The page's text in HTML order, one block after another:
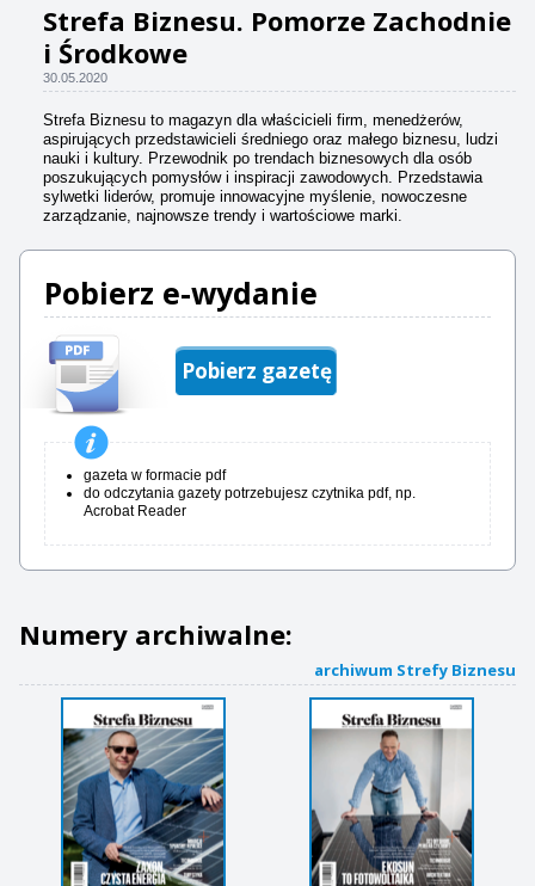
Strefa Biznesu. Pomorze Zachodnie
i Środkowe
30.05.2020
Strefa Biznesu to magazyn dla właścicieli firm, menedżerów,
aspirujących przedstawicieli średniego oraz małego biznesu, ludzi
nauki i kultury. Przewodnik po trendach biznesowych dla osób
poszukujących pomysłów i inspiracji zawodowych. Przedstawia
sylwetki liderów, promuje innowacyjne myślenie, nowoczesne
zarządzanie, najnowsze trendy i wartościowe marki.
Pobierz e-wydanie
Pobierz gazetę
gazeta w formacie pdf
do odczytania gazety potrzebujesz czytnika pdf, np.
Acrobat Reader
Numery archiwalne:
archiwum Strefy Biznesu